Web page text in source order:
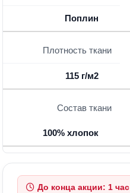
Поплин
Плотность ткани
115 г/м2
Состав ткани
100% хлопок
До конца акции: 1 час